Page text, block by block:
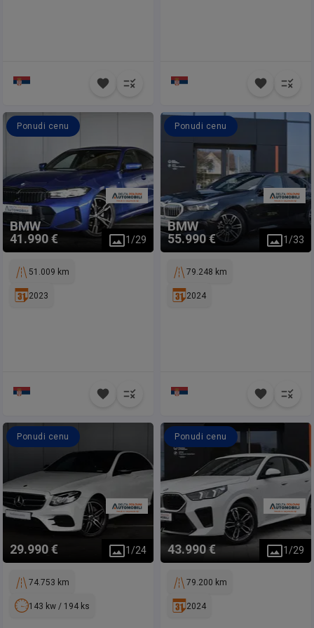
BMW
41.990 €
Ponudi cenu
1 /29
51.009 km
2023
BMW
55.990 €
Ponudi cenu
1 /33
79.248 km
2024
29.990 €
Ponudi cenu
1 /24
74.753 km
143 kw / 194 ks
43.990 €
Ponudi cenu
1 /29
79.200 km
2024